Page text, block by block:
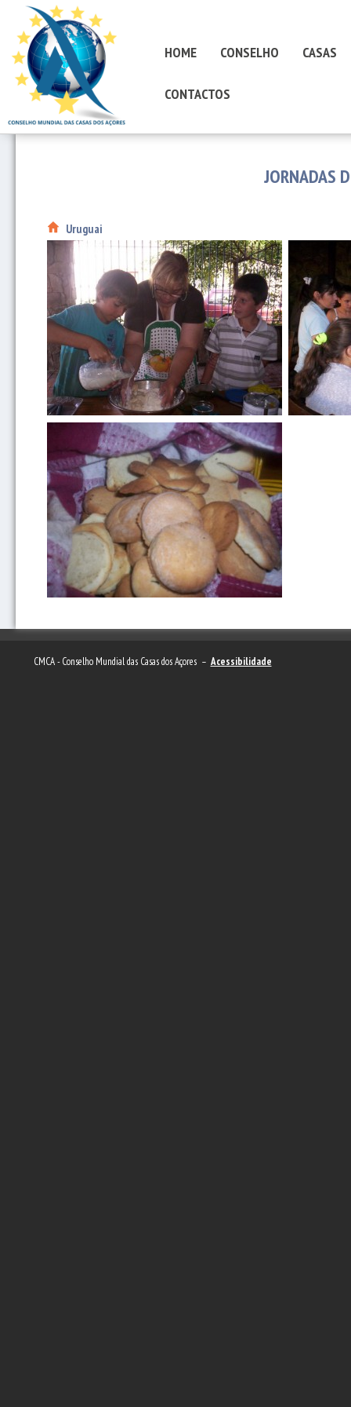
HOME CONSELHO CASAS
CONTACTOS
JORNADAS
Uruguai
CMCA - Conselho Mundial das Casas dos Açores – Acessibilidade